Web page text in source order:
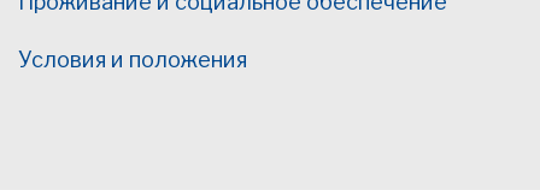
Условия и положения